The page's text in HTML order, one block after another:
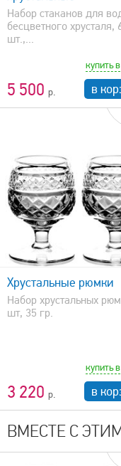
Набор стаканов для
бесцветного хрусталя,
шт.,...
5 500
купить
в
Хрустальные рюмки
Набор хрустальных
шт, 35 гр.
3 220
купить
в
быстрый просмотр
ВМЕСТЕ С